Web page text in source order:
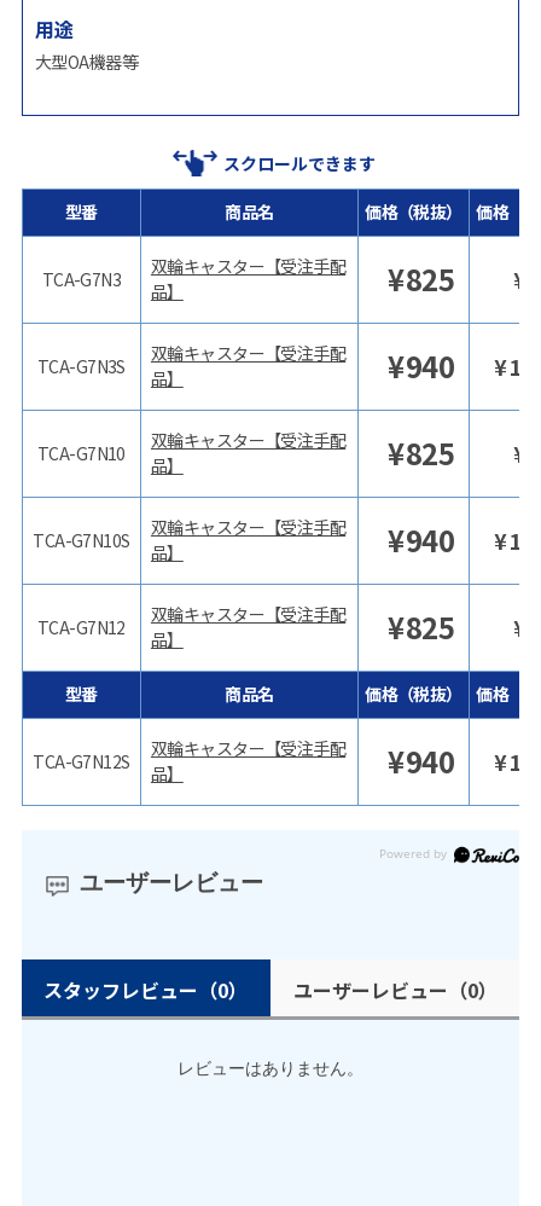
用途
大型OA機器等
スクロールできます
型番
TCA-G7N3
TCA-G7N3S
TCA-G7N10
TCA-G7N10S
TCA-G7N12
型番
TCA-G7N12S
商品名 価格（税抜） 価格（
双輪キャスター【受注手配
品】
¥825 ¥
双輪キャスター【受注手配
品】
¥940 ¥
双輪キャスター【受注手配
品】
¥825 ¥
双輪キャスター【受注手配
品】
¥940 ¥
双輪キャスター【受注手配
品】
¥825 ¥
商品名 価格（税抜） 価格（
双輪キャスター【受注手配
品】
¥940 ¥
ユーザーレビュー
スタッフレビュー （0） ユーザーレビュー （0）
レビューはありません。